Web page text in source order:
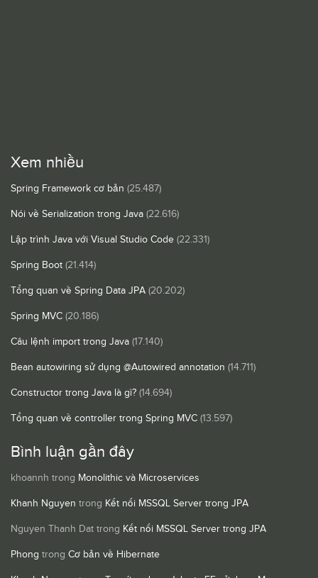
Xem nhiều
Spring Framework cơ bản (25.487)
Nói về Serialization trong Java (22.616)
Lập trình Java với Visual Studio Code (22.331)
Spring Boot (21.414)
Tổng quan về Spring Data JPA (20.202)
Spring MVC (20.186)
Câu lệnh import trong Java (17.140)
Bean autowiring sử dụng @Autowired annotation (14.711)
Constructor trong Java là gì? (14.694)
Tổng quan về controller trong Spring MVC (13.597)
Bình luận gần đây
khoannh trong Monolithic và Microservices
Khanh Nguyen trong Kết nối MSSQL Server trong JPA
Nguyen Thanh Dat trong Kết nối MSSQL Server trong JPA
Phong trong Cơ bản về Hibernate